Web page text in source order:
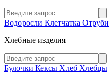
Водоросли Клетчатка Отруби
Хлебные изделия
Булочки Кексы Хлеб Хлебцы